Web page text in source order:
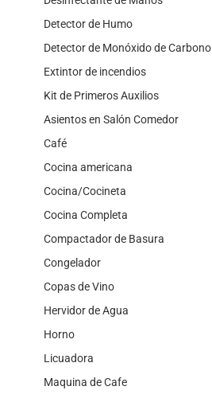
Detector de Humo
Detector de Monóxido de Carbono
Extintor de incendios
Kit de Primeros Auxilios
Asientos en Salón Comedor
Café
Cocina americana
Cocina/Cocineta
Cocina Completa
Compactador de Basura
Congelador
Copas de Vino
Hervidor de Agua
Horno
Licuadora
Maquina de Cafe